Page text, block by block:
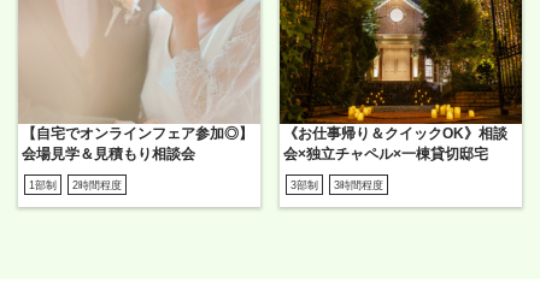
【自宅でオンラインフェア参加◎】
会場見学＆見積もり相談会
1部制 2時間程度
《お仕事帰り＆クイックOK》相談
会×独立チャペル×一棟貸切邸宅
3部制 3時間程度